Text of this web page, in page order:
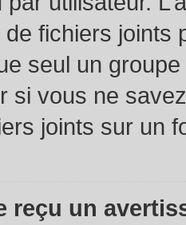
de fichiers
seul un
si vous ne
joints sur un
reçu un